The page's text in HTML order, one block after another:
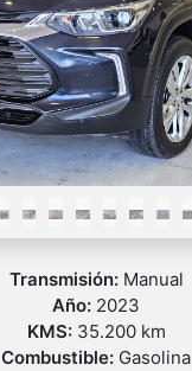
Transmisión: Manual
Año: 2023
KMS: 35.200 km
Combustible: Gasolina